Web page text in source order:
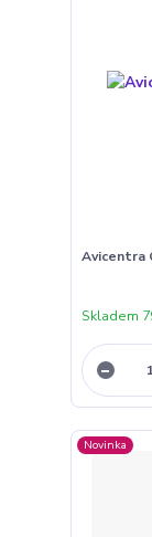
Avicentra
Skladem
Novinka